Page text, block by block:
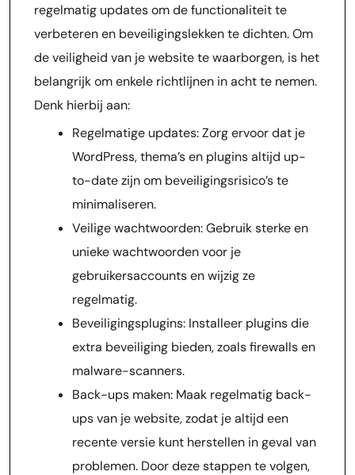
regelmatig updates om de functionaliteit te
verbeteren en beveiligingslekken te dichten. Om
de veiligheid van je website te waarborgen, is het
belangrijk om enkele richtlijnen in acht te nemen.
Denk hierbij aan:
Regelmatige updates: Zorg ervoor dat je
WordPress, thema’s en plugins altijd up-
to-date zijn om beveiligingsrisico’s te
minimaliseren.
Veilige wachtwoorden: Gebruik sterke en
unieke wachtwoorden voor je
gebruikersaccounts en wijzig ze
regelmatig.
Beveiligingsplugins: Installeer plugins die
extra beveiliging bieden, zoals firewalls en
malware-scanners.
Back-ups maken: Maak regelmatig back-
ups van je website, zodat je altijd een
recente versie kunt herstellen in geval van
problemen. Door deze stappen te volgen,